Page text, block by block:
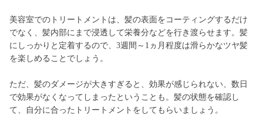
美容室でのトリートメントは、髪の表面をコーティングするだけ
でなく、髪内部にまで浸透して栄養分などを行き渡らせます。髪
にしっかりと定着するので、3週間～1ヵ月程度は滑らかなツヤ髪
を楽しめることでしょう。
ただ、髪のダメージが大きすぎると、効果が感じられない、数日
で効果がなくなってしまったということも。髪の状態を確認し
て、自分に合ったトリートメントをしてもらいましょう。